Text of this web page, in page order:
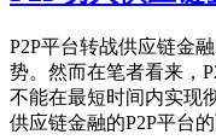
P2P平台转战供应链金
势。然而在笔者看来，
不能在最短时间内实现
供应链金融的P2P平台的